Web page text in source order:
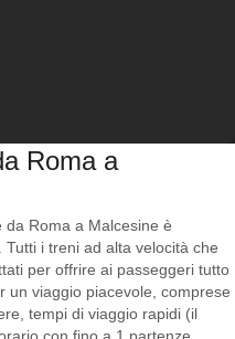
Roma a
Roma a Malcesine è
i treni ad alta velocità che
per offrire ai passeggeri tutto
un viaggio piacevole, comprese
tempi di viaggio rapidi (il